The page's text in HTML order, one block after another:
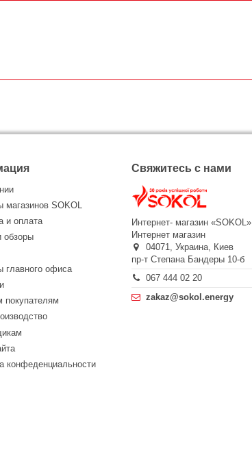
магазинов SOKOL
и оплата
обзоры
главного офиса
покупателям
конфеденциальности
Свяжитесь с нами
Интернет- магазин «SOKOL»
Интернет магазин
04071,Украина, Киев
пр-т Степана Бандеры 10-б
067 444 02 20
zakaz@sokol.energy